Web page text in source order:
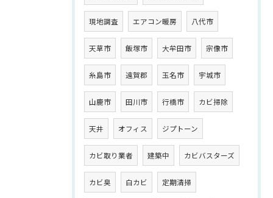
現地調査 エアコン暖房 八代市
天草市 飯塚市 大牟田市 宗像市
糸島市 遠賀郡 玉名市 宇城市
山鹿市 田川市 行橋市 カビ掃除
天井 オフィス ジプトーン
カビ取り業者 建築中 カビバスターズ
カビ臭 白カビ 定期清掃